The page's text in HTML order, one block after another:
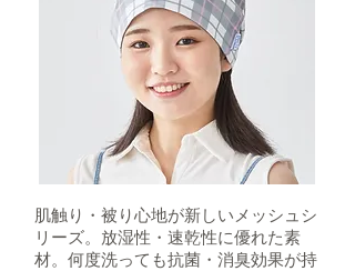
肌触り・被り心地が新しいメッシュシ
リーズ。放湿性・速乾性に優れた素
材。何度洗っても抗菌・消臭効果が持